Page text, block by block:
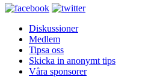
Diskussioner
Medlem
Tipsa oss
Skicka in anonymt tips
Våra sponsorer